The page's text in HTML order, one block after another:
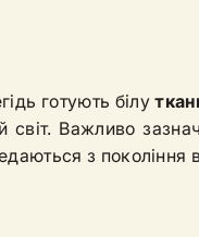
готують білу
Важливо
з покоління